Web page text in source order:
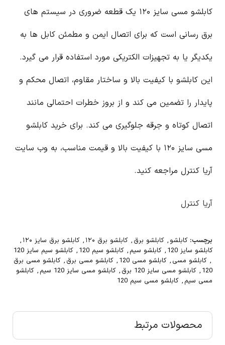
کابلشو مسی سایز ۱۲۰ یک قطعه ضروری در سیستم های
برق رسانی است که برای اتصال ایمن و مطمئن کابل ها به
یکدیگر یا به تجهیزات الکتریکی مورد استفاده قرار می گیرد.
این کابلشو با کیفیت بالا و ساختار مقاوم، اتصال محکم و
پایدار را تضمین می کند و از بروز خطرات احتمالی مانند
اتصال کوتاه و جرقه جلوگیری می کند. برای خرید کابلشو
مسی سایز ۱۲۰ با کیفیت بالا و قیمت مناسب، به وب سایت
آریا کنترل مراجعه کنید.
آریا کنترل
برچسب: کابلشو , کابلشو برق , کابلشو برق ۱۲۰ , کابلشو برق سایز ۱۲۰
,
کابلشو سایز 120
, کابلشو سیم , کابلشو سیم 120 , کابلشو سیم سایز 120
, کابلشو مسی , کابلشو مسی 120 , کابلشو مسی برق , کابلشو مسی برق
120
, کابلشو مسی سایز 120 برق , کابلشو مسی سایز 120 سیم , کابلشو
مسی سیم , کابلشو مسی سیم 120
محصولات مرتبط